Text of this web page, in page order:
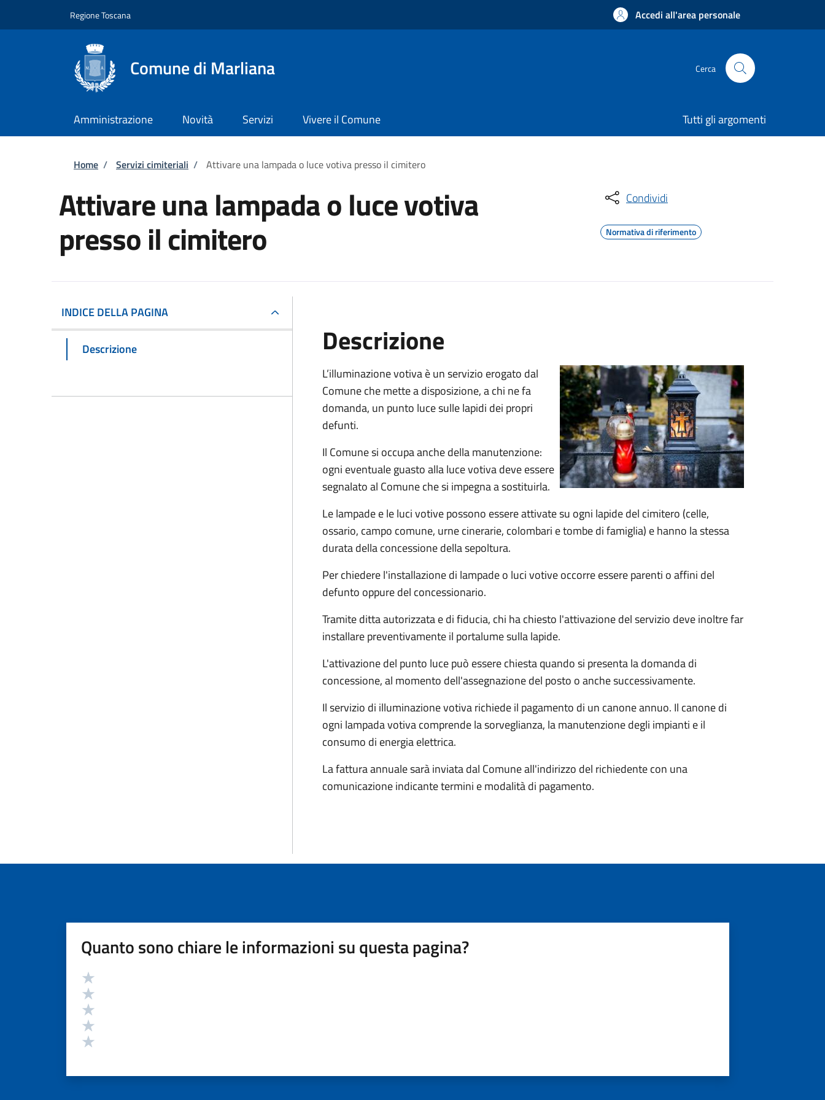
Regione Toscana Accedi all'area personale
Comune di Marliana Cerca
Amministrazione Novità Servizi Vivere il Comune Tutti gli argomenti
Briciole di pane
Home / Servizi cimiteriali / Attivare una lampada o luce votiva presso il cimitero
Attivare una lampada o luce votiva
presso il cimitero
Condividi
Normativa di riferimento
INDICE DELLA PAGINA
Descrizione Descrizione
L’illuminazione votiva è un servizio erogato dal
Comune che mette a disposizione, a chi ne fa
domanda, un punto luce sulle lapidi dei propri
defunti.
Il Comune si occupa anche della manutenzione:
ogni eventuale guasto alla luce votiva deve essere
segnalato al Comune che si impegna a sostituirla.
Le lampade e le luci votive possono essere attivate su ogni lapide del cimitero (celle,
ossario, campo comune, urne cinerarie, colombari e tombe di famiglia) e hanno la stessa
durata della concessione della sepoltura.
Per chiedere l'installazione di lampade o luci votive occorre essere parenti o affini del
defunto oppure del concessionario.
Tramite ditta autorizzata e di fiducia, chi ha chiesto l'attivazione del servizio deve inoltre far
installare preventivamente il portalume sulla lapide.
L'attivazione del punto luce può essere chiesta quando si presenta la domanda di
concessione, al momento dell'assegnazione del posto o anche successivamente.
Il servizio di illuminazione votiva richiede il pagamento di un canone annuo. Il canone di
ogni lampada votiva comprende la sorveglianza, la manutenzione degli impianti e il
consumo di energia elettrica.
La fattura annuale sarà inviata dal Comune all'indirizzo del richiedente con una
comunicazione indicante termini e modalità di pagamento.
Quanto sono chiare le informazioni su questa pagina?
Valutazione